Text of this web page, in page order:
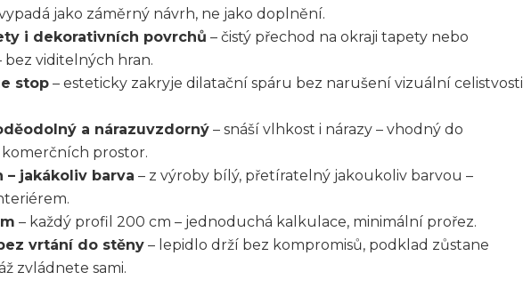
jako záměrný návrh, ne jako doplnění.
i dekorativních povrchů – čistý přechod na okraji tapety nebo
viditelných hran.
stop – esteticky zakryje dilatační spáru bez narušení vizuální celistvosti
a nárazuvzdorný – snáší vlhkost i nárazy – vhodný do
prostor.
jakákoliv barva – z výroby bílý, přetíratelný jakoukoliv barvou –
– každý profil 200 cm – jednoduchá kalkulace, minimální prořez.
vrtání do stěny – lepidlo drží bez kompromisů, podklad zůstane
zvládnete sami.